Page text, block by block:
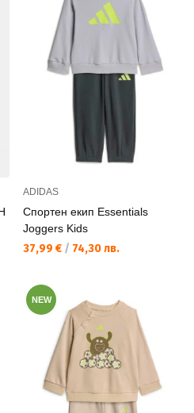
ADIDAS
Спортен екип Essentials
Joggers Kids
Текуща цена:
37,99 € / 74,30 лв.
NEW